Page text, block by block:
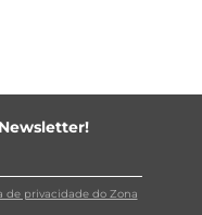
de privacidade do Zona